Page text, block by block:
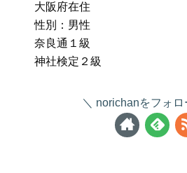
大阪府在住
性別：男性
奈良通１級
神社検定２級
norichanをフォロ